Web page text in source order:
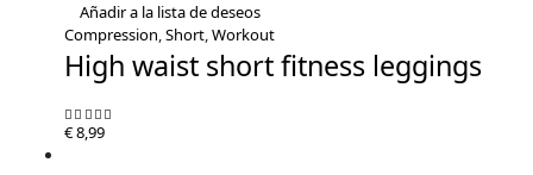
Añadir a la lista de deseos
Compression,Short,Workout
High waist short fitness leggings
4.38out of 5
€8,99